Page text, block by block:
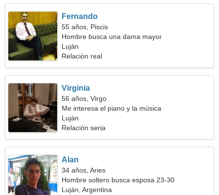
Fernando
55 años, Piscis
Hombre busca una dama mayor
Luján
Relación real
Virginia
56 años, Virgo
Me interesa el piano y la música
Luján
Relación seria
Alan
34 años, Aries
Hombre soltero busca esposa 23-30
Luján, Argentina